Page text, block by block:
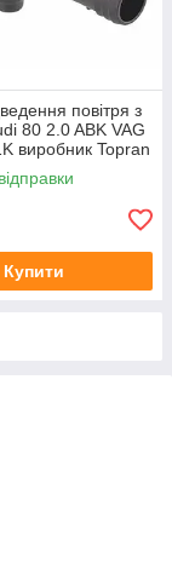
повітря з
80 2.0 ABK VAG
виробник Topran
Купити